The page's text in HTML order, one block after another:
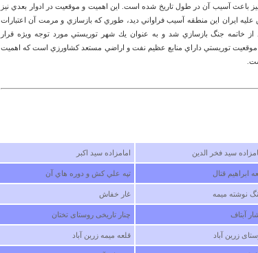
باعث آسيب آن در طول تاريخ شده است. اين اهميت و موقعيت در ادوار بعدي نيز
ايران اين منطقه آسيب فراواني ديد، طوري كه بازسازي و مرمت آن اعتبارات
خاتمه جنگ بازسازي شد و به عنوان يك شهر توريستي مورد توجه ويژه قرار
توريستي داراي منابع عظيم نفت و اراضي مستعد كشاورزي است كه اهميت
سيد فخر الدين امامزاده سيد اكبر
ابراهيم قتال تپه علي كش و دوره هاي آن
نوشته ميمه غار خفاش
آبتاف چنار تاریخی روستای تختان
زرین آباد قلعه میمه زرین آباد